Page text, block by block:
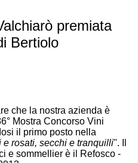
premiata
Bertiolo
che la nostra azienda è
Mostra Concorso Vini
il primo posto nella
e rosati, secchi e tranquilli". Il
e sommellier è il Refosco -